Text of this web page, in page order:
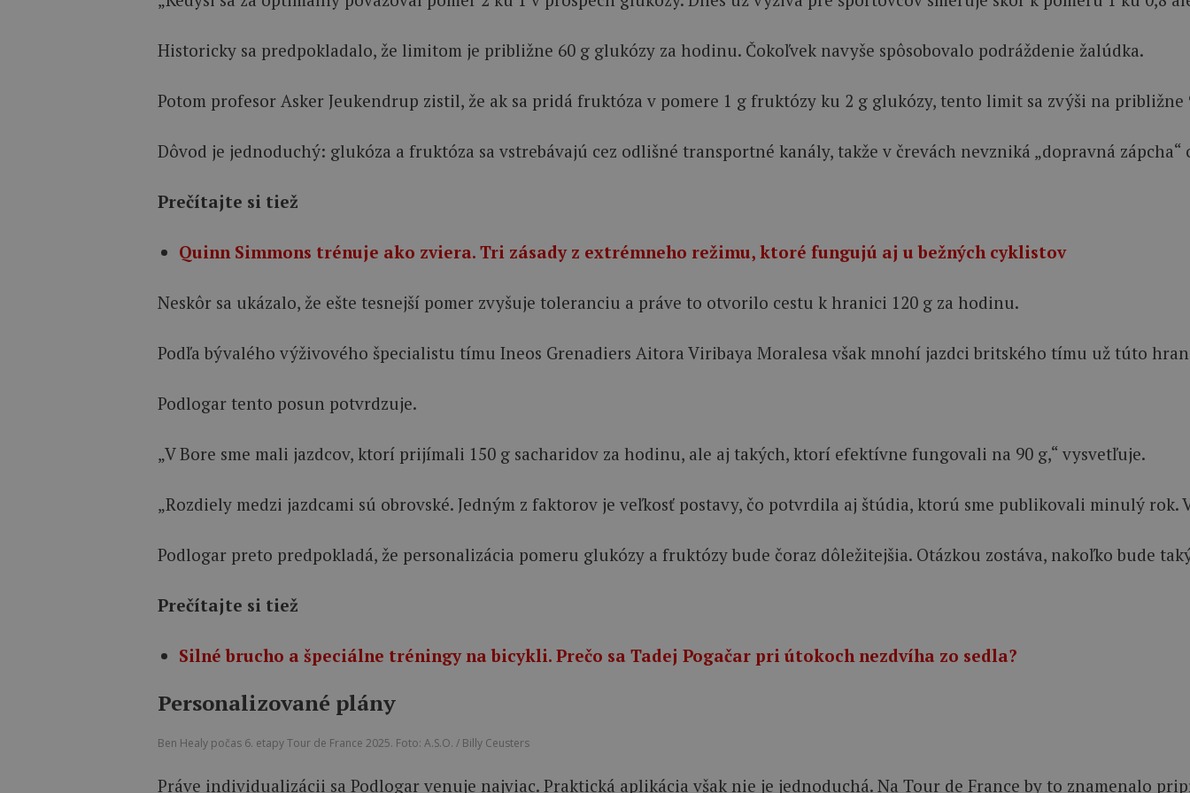
Historicky sa predpokladalo, že limitom je približne 60 g glukózy za hodinu. Čokoľvek navyše spôsobovalo podráždenie žalúdka.
Potom profesor Asker Jeukendrup zistil, že ak sa pridá fruktóza v pomere 1 g fruktózy ku 2 g glukózy, tento limit sa zvýši na približne
Dôvod je jednoduchý: glukóza a fruktóza sa vstrebávajú cez odlišné transportné kanály, takže v črevách nevzniká „dopravná zápcha“
Prečítajte si tiež
Quinn Simmons trénuje ako zviera. Tri zásady z extrémneho režimu, ktoré fungujú aj u bežných cyklistov
Neskôr sa ukázalo, že ešte tesnejší pomer zvyšuje toleranciu a práve to otvorilo cestu k hranici 120 g za hodinu.
Podľa bývalého výživového špecialistu tímu Ineos Grenadiers Aitora Viribaya Moralesa však mnohí jazdci britského tímu už túto
Podlogar tento posun potvrdzuje.
„V Bore sme mali jazdcov, ktorí prijímali 150 g sacharidov za hodinu, ale aj takých, ktorí efektívne fungovali na 90 g,“ vysvetľuje.
„Rozdiely medzi jazdcami sú obrovské. Jedným z faktorov je veľkosť postavy, čo potvrdila aj štúdia, ktorú sme publikovali minulý
Podlogar preto predpokladá, že personalizácia pomeru glukózy a fruktózy bude čoraz dôležitejšia. Otázkou zostáva, nakoľko bude
Prečítajte si tiež
Silné brucho a špeciálne tréningy na bicykli. Prečo sa Tadej Pogačar pri útokoch nezdvíha zo sedla?
Personalizované plány
Ben Healy počas 6. etapy Tour de France 2025. Foto: A.S.O. / Billy Ceusters
Práve individualizácii sa Podlogar venuje najviac. Praktická aplikácia však nie je jednoduchá. Na Tour de France by to znamenalo